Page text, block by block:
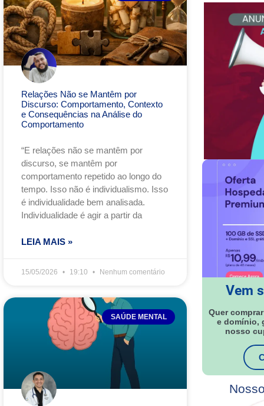
Relações Não se Mantêm por
Discurso: Comportamento, Contexto
e Consequências na Análise do
Comportamento
“E relações não se mantêm por
discurso, se mantêm por
comportamento repetido ao longo do
tempo. Isso não é individualismo. Isso
é individualidade bem analisada.
Individualidade é agir a partir da
LEIA MAIS »
15/05/2026 19:10 Nenhum comentário
SAÚDE MENTAL
Vem
Quer
e domínio,
nosso